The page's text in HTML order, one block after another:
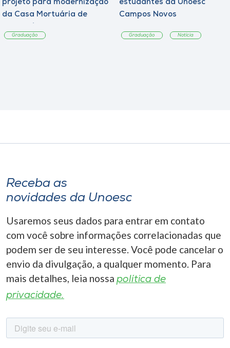
projeto para modernização
da Casa Mortuária de
Graduação
estudantes da Unoesc
Campos Novos
Graduação Notícia
Receba as
novidades da Unoesc
Usaremos seus dados para entrar em contato
com você sobre informações correlacionadas que
podem ser de seu interesse. Você pode cancelar o
envio da divulgação, a qualquer momento. Para
mais detalhes, leia nossa política de
privacidade.